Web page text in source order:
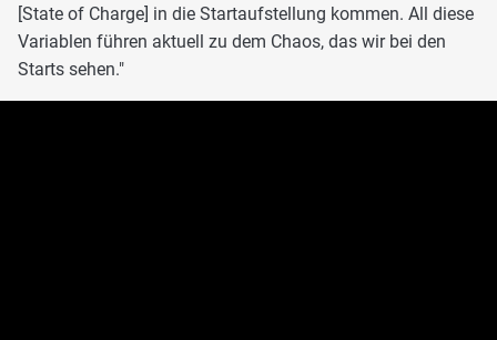
[State of Charge] in die Startaufstellung kommen. All diese
Variablen führen aktuell zu dem Chaos, das wir bei den
Starts sehen."